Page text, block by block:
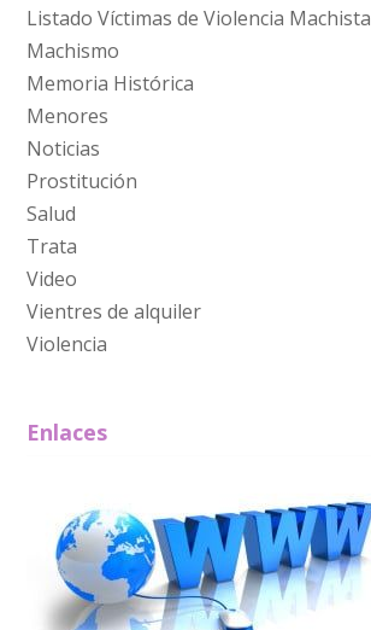
Listado Víctimas de Violencia Machista
Machismo
Memoria Histórica
Menores
Noticias
Prostitución
Salud
Trata
Video
Vientres de alquiler
Violencia
Enlaces